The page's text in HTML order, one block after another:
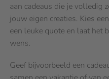
aan cadeaus die je volledig
jouw eigen creaties. Kies
een leuke quote en laat het
wens.
Geef bijvoorbeeld een